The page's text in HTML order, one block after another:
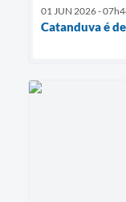
01 JUN 2026 -
Catanduva é